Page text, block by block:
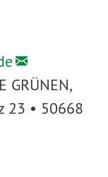
GRÜNEN,
23 • 50668